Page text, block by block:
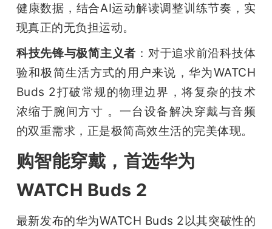
健康数据，结合AI运动解读调整训练节奏，实
现真正的无负担运动。
科技先锋与极简主义者 ：对于追求前沿科技体
验和极简生活方式的用户来说，华为WATCH
Buds 2打破常规的物理边界，将复杂的技术
浓缩于腕间方寸 。一台设备解决穿戴与音频
的双重需求，正是极简高效生活的完美体现。
购智能穿戴，首选华为
WATCH Buds 2
最新发布的华为WATCH Buds 2以其突破性的